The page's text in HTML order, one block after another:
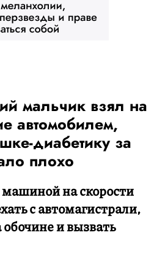
мальчик взял на
автомобилем,
диабетику за
плохо
на скорости
с автомагистрали,
и вызвать